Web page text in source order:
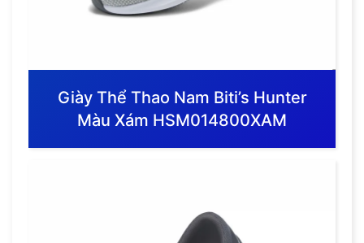
Giày Thể Thao Nam Biti’s Hunter
Màu Xám HSM014800XAM